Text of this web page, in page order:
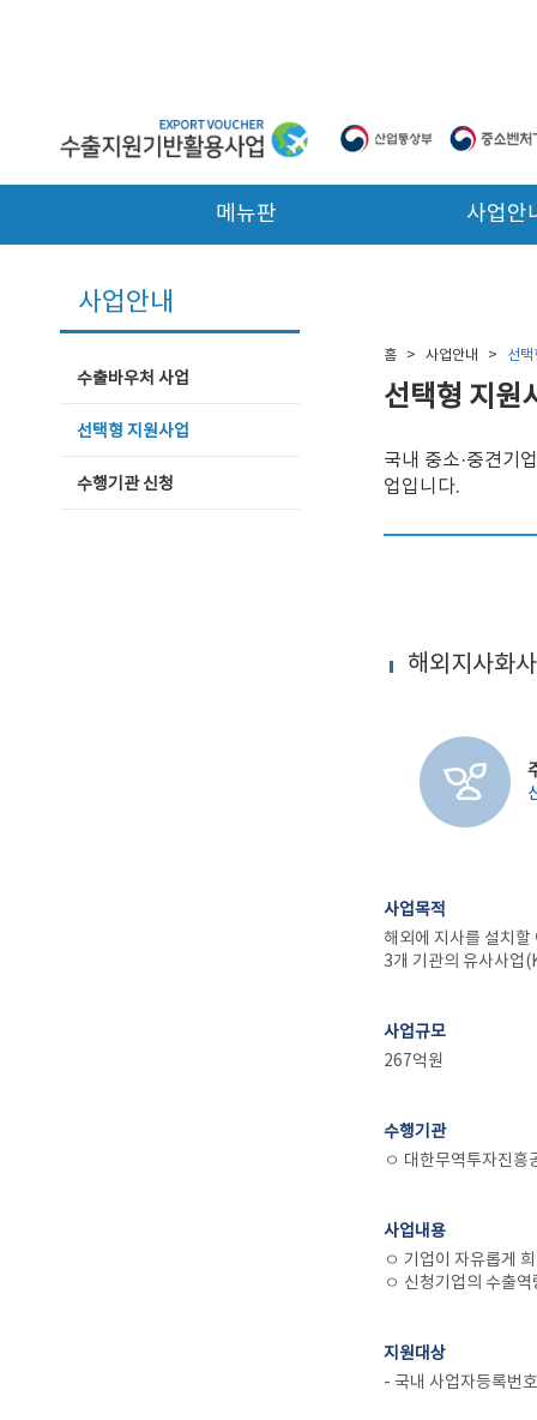
메뉴판 사업안
사업안내
수출바우처 사업
선택형 지원사업
수행기관 신청
홈 > 사업안내 > 선택
선택형 지원
국내 중소·중견기
업입니다.
해외지사화
사업목적
해외에 지사를 설치
3개 기관의 유사사업
사업규모
267억원
수행기관
ㅇ 대한무역투자진
사업내용
ㅇ 기업이 자유롭게
ㅇ 신청기업의 수출
지원대상
- 국내 사업자등록번